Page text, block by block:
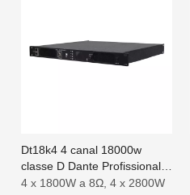
Dt18k4 4 canal 18000w
classe D Dante Profissional
Digital Audio Power
4 x 1800W a 8Ω, 4 ​​x 2800W